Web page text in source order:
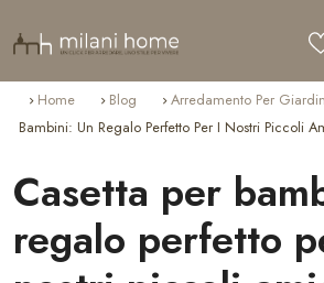
Home Blog Arredamento Per
Bambini: Un Regalo Perfetto Per I Nostri Piccoli
Casetta per
regalo perfetto